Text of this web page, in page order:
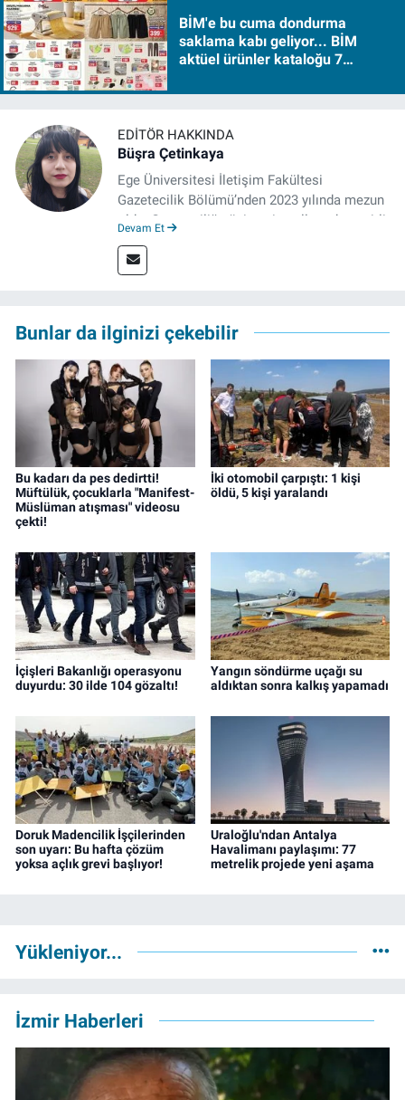
BİM'e bu cuma dondurma
saklama kabı geliyor... BİM
aktüel ürünler kataloğu 7
EDITÖR HAKKINDA
Büşra Çetinkaya
Ege Üniversitesi İletişim Fakültesi
Gazetecilik Bölümü’nden 2023 yılında mezun
oldu. Gazeteciliğe üniversite yıllarında çeşitli
Meslek hayatına 2023'te İzmir'de başlayan
gazeteci, halen izgazete.net’te editör olarak
Devam Et
Bunlar da ilginizi çekebilir
Bu kadarı da pes dedirtti!
Müftülük, çocuklarla "Manifest-
Müslüman atışması" videosu
çekti!
İki otomobil çarpıştı: 1 kişi
öldü, 5 kişi yaralandı
İçişleri Bakanlığı operasyonu
duyurdu: 30 ilde 104 gözaltı!
Yangın söndürme uçağı su
aldıktan sonra kalkış yapamadı
Doruk Madencilik İşçilerinden
son uyarı: Bu hafta çözüm
yoksa açlık grevi başlıyor!
Uraloğlu'ndan Antalya
Havalimanı paylaşımı: 77
metrelik projede yeni aşama
Yükleniyor...
İzmir Haberleri